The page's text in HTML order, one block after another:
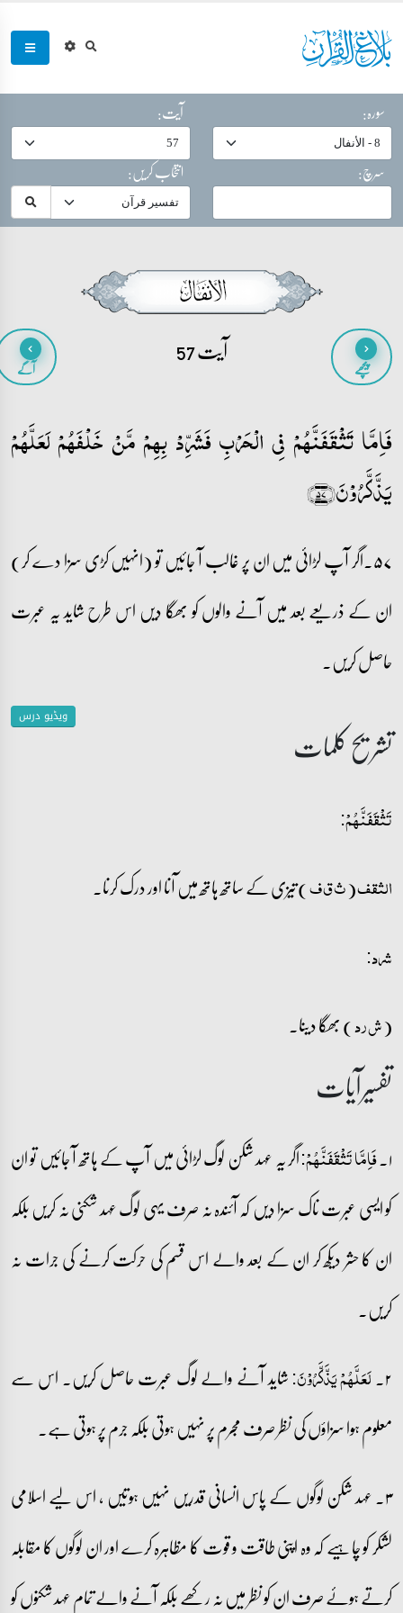
سورہ:
آیت:
سرچ:
انتخاب کریں:
پیچھے آیت 57 آگے
فَاِمَّا تَثۡقَفَنَّہُمۡ فِی الۡحَرۡبِ فَشَرِّدۡ بِہِمۡ مَّنۡ خَلۡفَہُمۡ لَعَلَّہُمۡ
یَذَّکَّرُوۡنَ﴿۵۷﴾
۵۷۔اگر آپ لڑائی میں ان پر غالب آ جائیں تو (انہیں کڑی سزا دے کر)
ان کے ذریعے بعد میں آنے والوں کو بھگا دیں اس طرح شاید یہ عبرت
حاصل کریں۔
ویڈیو درس تشریح کلمات
تَثۡقَفَنَّہُمۡ:
الثقف(ث ق ف) تیزی کے ساتھ ہاتھ میں آنا اور درک کرنا۔
شرد:
(ش ر د) بھگا دینا۔
تفسیرآیات
۱۔ فَاِمَّا تَثۡقَفَنَّہُمۡ:اگر یہ عہد شکن لوگ لڑائی میں آپ کے ہاتھ آ جائیں تو ان
کو ایسی عبرت ناک سزا دیں کہ آئندہ نہ صرف یہی لوگ عہد شکنی نہ کریں بلکہ
ان کا حشر دیکھ کر ان کے بعد والے اس قسم کی حرکت کرنے کی جرات نہ
کریں۔
۲۔ لَعَلَّہُمۡ یَذَّکَّرُوۡنَ:شاید آنے والے لوگ عبرت حاصل کریں۔ اس سے
معلوم ہوا سزاؤں کی نظر صرف مجرم پر نہیں ہوتی بلکہ جرم پر ہوتی ہے۔
۳۔ عہد شکن لوگوں کے پاس انسانی قدریں نہیں ہوتیں ، اس لیے اسلامی
لشکر کو چاہیے کہ وہ اپنی طاقت و قوت کا مظاہرہ کرے اور ان لوگوں کا مقابلہ
کرتے ہوئے صرف ان کو نظر میں نہ رکھے بلکہ آنے والے تمام عہد شکنوں کو